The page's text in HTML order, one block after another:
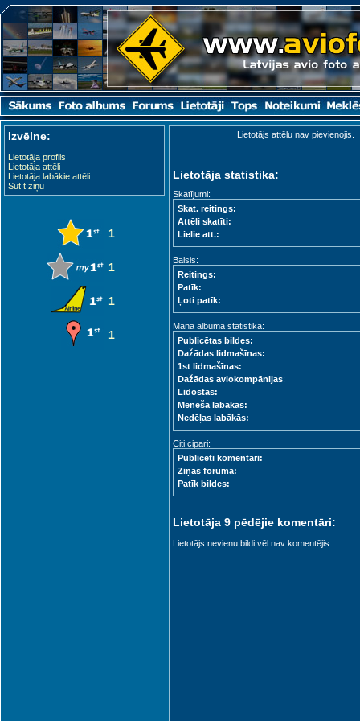
Izvēlne:
Lietotāja profils
Lietotāja attēli
Lietotāja labākie attēli
Sūtīt ziņu
1
1
1
1
Lietotājs attēlu nav pievienojis.
Lietotāja statistika:
Skatījumi:
Skat. reitings:
Attēli skatīti:
Lielie att.:
Balsis:
Reitings:
Patīk:
Ļoti patīk:
Mana albuma statistika:
Publicētas bildes:
Dažādas lidmašīnas:
1st lidmašīnas:
Dažādas aviokompānijas:
Lidostas:
Mēneša labākās:
Nedēļas labākās:
Citi cipari:
Publicēti komentāri:
Ziņas forumā:
Patīk bildes:
Lietotāja 9 pēdējie komentāri:
Lietotājs nevienu bildi vēl nav komentējis.